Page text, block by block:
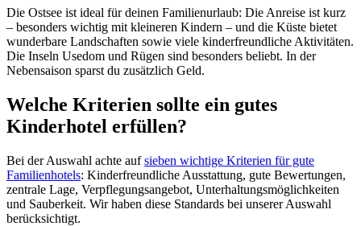
Die Ostsee ist ideal für deinen Familienurlaub: Die Anreise ist kurz
– besonders wichtig mit kleineren Kindern – und die Küste bietet
wunderbare Landschaften sowie viele kinderfreundliche Aktivitäten.
Die Inseln Usedom und Rügen sind besonders beliebt. In der
Nebensaison sparst du zusätzlich Geld.
Welche Kriterien sollte ein gutes
Kinderhotel erfüllen?
Bei der Auswahl achte aufsieben wichtige Kriterien für gute
Familienhotels: Kinderfreundliche Ausstattung, gute Bewertungen,
zentrale Lage, Verpflegungsangebot, Unterhaltungsmöglichkeiten
und Sauberkeit. Wir haben diese Standards bei unserer Auswahl
berücksichtigt.